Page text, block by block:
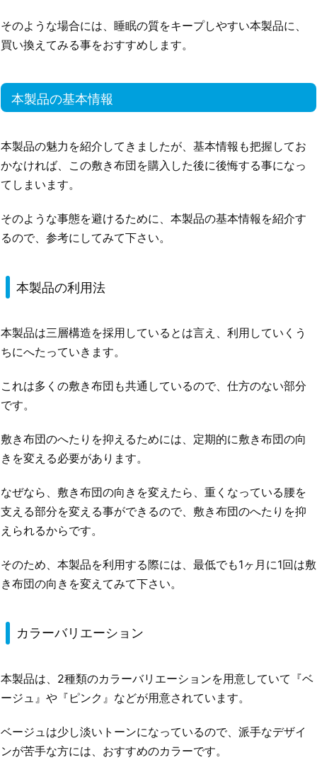
そのような場合には、睡眠の質をキープしやすい本製品に、
買い換えてみる事をおすすめします。
本製品の基本情報
本製品の魅力を紹介してきましたが、基本情報も把握してお
かなければ、この敷き布団を購入した後に後悔する事になっ
てしまいます。
そのような事態を避けるために、本製品の基本情報を紹介す
るので、参考にしてみて下さい。
本製品の利用法
本製品は三層構造を採用しているとは言え、利用していくう
ちにへたっていきます。
これは多くの敷き布団も共通しているので、仕方のない部分
です。
敷き布団のへたりを抑えるためには、定期的に敷き布団の向
きを変える必要があります。
なぜなら、敷き布団の向きを変えたら、重くなっている腰を
支える部分を変える事ができるので、敷き布団のへたりを抑
えられるからです。
そのため、本製品を利用する際には、最低でも1ヶ月に1回は敷
き布団の向きを変えてみて下さい。
カラーバリエーション
本製品は、2種類のカラーバリエーションを用意していて『ベ
ージュ』や『ピンク』などが用意されています。
ベージュは少し淡いトーンになっているので、派手なデザイ
ンが苦手な方には、おすすめのカラーです。